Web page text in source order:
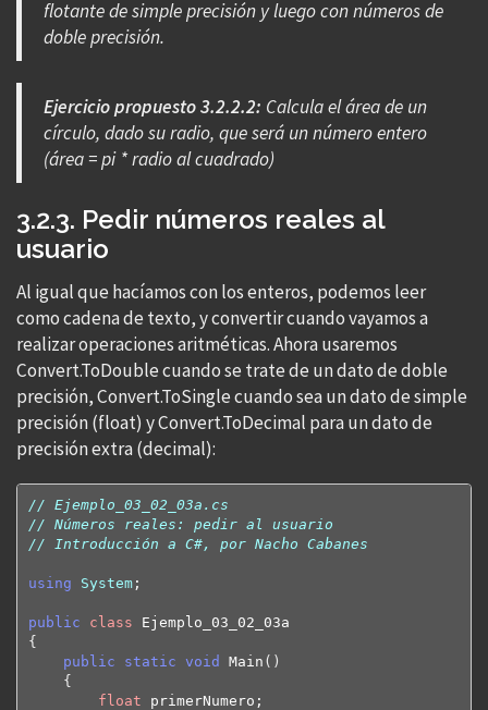
flotante de simple precisión y luego con números de
doble precisión.
Ejercicio propuesto 3.2.2.2: Calcula el área de un
círculo, dado su radio, que será un número entero
(área = pi * radio al cuadrado)
3.2.3. Pedir números reales al
usuario
Al igual que hacíamos con los enteros, podemos leer
como cadena de texto, y convertir cuando vayamos a
realizar operaciones aritméticas. Ahora usaremos
Convert.ToDouble cuando se trate de un dato de doble
precisión, Convert.ToSingle cuando sea un dato de simple
precisión (float) y Convert.ToDecimal para un dato de
precisión extra (decimal):
// Ejemplo_03_02_03a.cs
// Números reales: pedir al usuario
// Introducción a C#, por Nacho Cabanes
using System;
public class
{
public
static void Main ( )
{
float primerNumero;